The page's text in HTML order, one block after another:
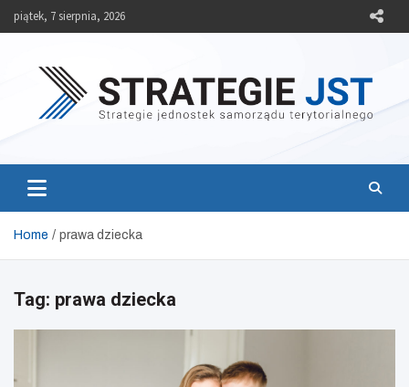
Skippiątek, 7 sierpnia, 2026
Strategie JST
Home prawa dziecka
Tag: prawa dziecka